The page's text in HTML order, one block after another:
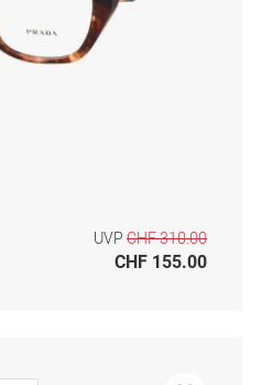
UVP CHF 310.00
CHF 155.00